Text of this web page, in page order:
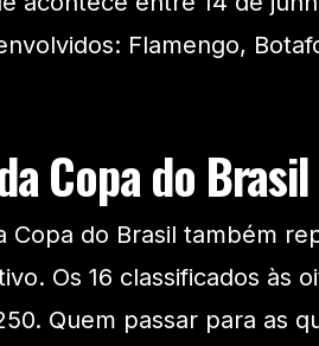
Flamengo,
Copa do Brasil
Copa do Brasil também
Os 16 classificados às
Quem passar para as